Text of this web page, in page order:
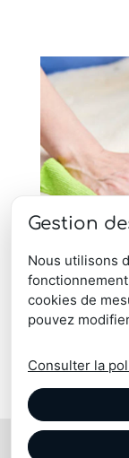
© Maison
Gestion
Nous utilisons
cookies de
pouvez
Consulter la